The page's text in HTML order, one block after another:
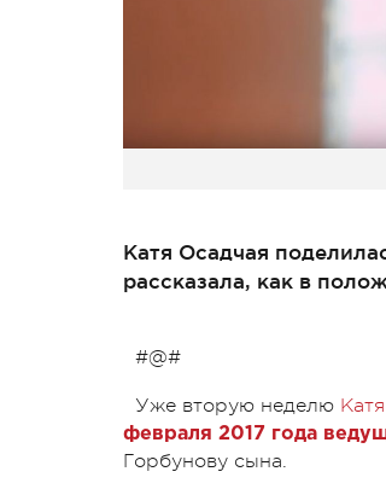
Катя Осадчая
рассказала, как в
#@#
Уже вторую неделю
февраля 2017 года
Горбунову сына.